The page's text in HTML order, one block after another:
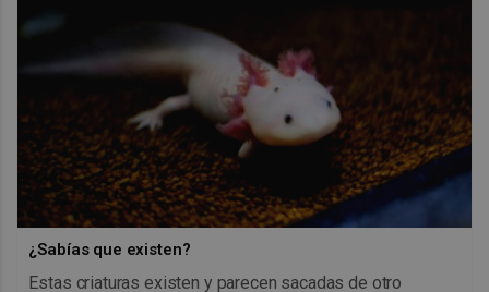
¿Sabías que existen?
Estas criaturas existen y parecen sacadas de otro